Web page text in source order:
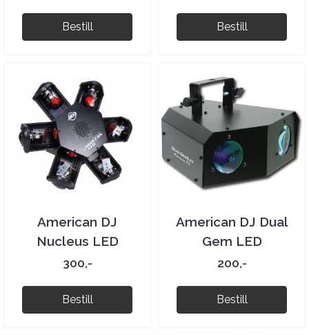
Bestill Bestill
American DJ
Nucleus LED
300,-
Bestill
American DJ Dual
Gem LED
200,-
Bestill